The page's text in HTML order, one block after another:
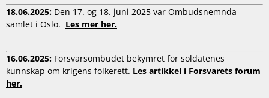
18.06.2025: Den 17. og 18. juni 2025 var Ombudsnemnda
samlet i Oslo. Les mer her.
16.06.2025: Forsvarsombudet bekymret for soldatenes
kunnskap om krigens folkerett. Les artikkel i Forsvarets forum
her.